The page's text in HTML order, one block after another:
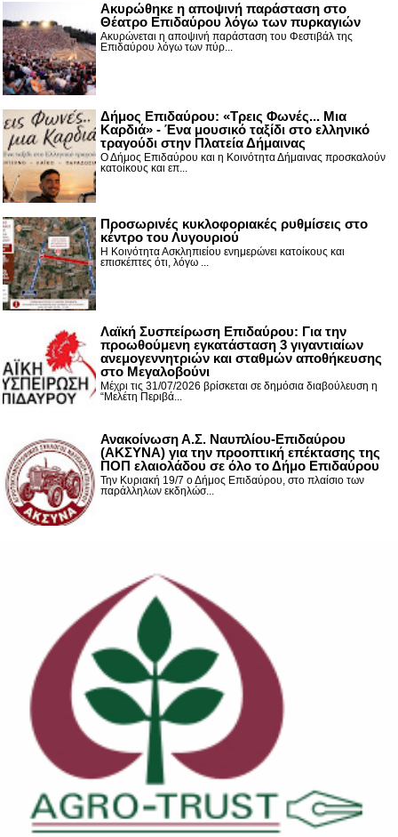
Ακυρώθηκε η αποψινή παράσταση στο
Θέατρο Επιδαύρου λόγω των πυρκαγιών
Ακυρώνεται η αποψινή παράσταση του Φεστιβάλ της
Επιδαύρου λόγω των πύρ...
Δήμος Επιδαύρου: «Τρεις Φωνές... Μια
Καρδιά» - Ένα μουσικό ταξίδι στο ελληνικό
τραγούδι στην Πλατεία Δήμαινας
Ο Δήμος Επιδαύρου και η Κοινότητα Δήμαινας προσκαλούν
κατοίκους και επ...
Προσωρινές κυκλοφοριακές ρυθμίσεις στο
κέντρο του Λυγουριού
Η Κοινότητα Ασκληπιείου ενημερώνει κατοίκους και
επισκέπτες ότι, λόγω ...
Λαϊκή Συσπείρωση Επιδαύρου: Για την
προωθούμενη εγκατάσταση 3 γιγαντιαίων
ανεμογεννητριών και σταθμών αποθήκευσης
στο Μεγαλοβούνι
Μέχρι τις 31/07/2026 βρίσκεται σε δημόσια διαβούλευση η
“Μελέτη Περιβά...
Ανακοίνωση Α.Σ. Ναυπλίου-Επιδαύρου
(ΑΚΣΥΝΑ) για την προοπτική επέκτασης της
ΠΟΠ ελαιολάδου σε όλο το Δήμο Επιδαύρου
Την Κυριακή 19/7 ο Δήμος Επιδαύρου, στο πλαίσιο των
παράλληλων εκδηλώσ...